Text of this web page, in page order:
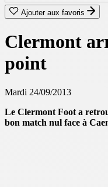
Ajouter aux favoris
Clermont
point
Mardi 24/09/2013
Le Clermont Foot a
bon match nul face à